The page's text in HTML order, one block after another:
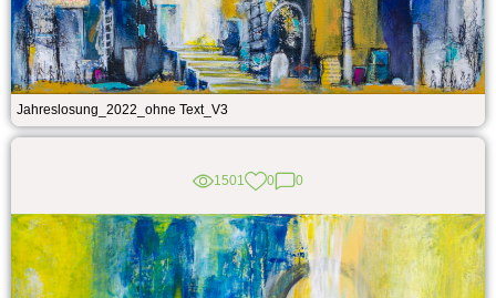
Jahreslosung_2022_ohne Text_V3
1501 0 0